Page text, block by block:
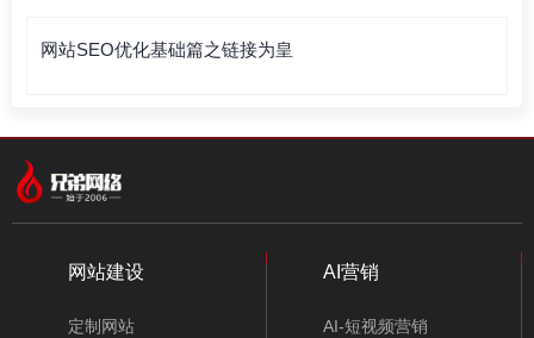
网站SEO优化基础篇之链接为皇
网站建设
定制网站
AI营销
AI-短视频营销